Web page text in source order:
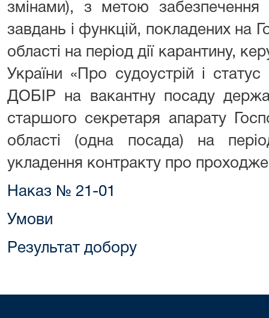
змінами), з метою забезпечення
завдань і функцій, покладених на
області на період дії карантину,
України «Про судоустрій і
ДОБІР на вакантну посаду
старшого секретаря апарату
області (одна посада) на
укладення контракту про
Наказ № 21-01
Умови
Результат добору